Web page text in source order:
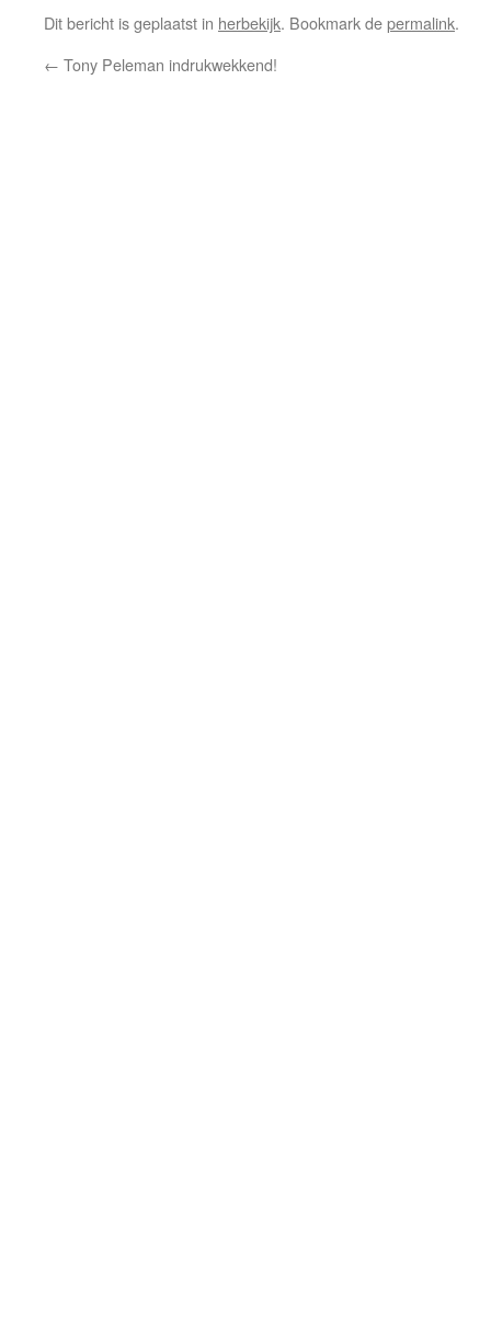
Dit bericht is geplaatst in herbekijk. Bookmark depermalink.
← Tony Peleman indrukwekkend!